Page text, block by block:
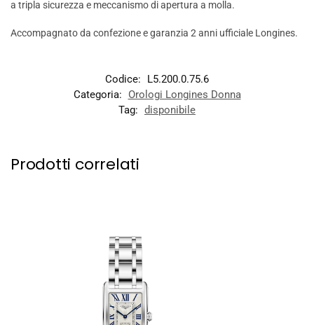
a tripla sicurezza e meccanismo di apertura a molla.
Accompagnato da confezione e garanzia 2 anni ufficiale Longines.
Codice:
L5.200.0.75.6
Categoria:
Orologi Longines Donna
Tag: disponibile
Prodotti correlati